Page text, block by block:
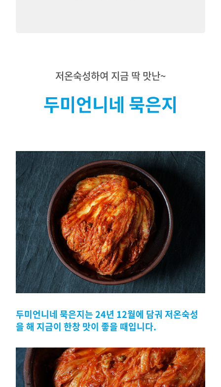
저온숙성하여 지금 딱 맛난~
두미언니네 묵은지
두미언니네 묵은지는 24년 12월에 담궈 저온숙성
을 해 지금이 한창 맛이 좋을 때입니다.